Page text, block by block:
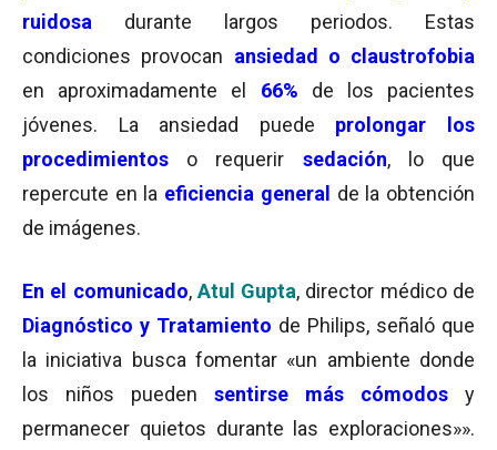
ruidosa
durante largos periodos. Estas
condiciones provocan ansiedad o claustrofobia
en aproximadamente el 66% de los pacientes
jóvenes. La ansiedad puede prolongar los
procedimientos o requerir sedación, lo que
repercute en la eficiencia general
de la obtención
de imágenes.
En el comunicado, Atul Gupta, director médico de
Diagnóstico y Tratamiento de Philips, señaló que
la iniciativa busca fomentar «un ambiente donde
los niños pueden sentirse más cómodos
y
permanecer quietos durante las exploraciones»».